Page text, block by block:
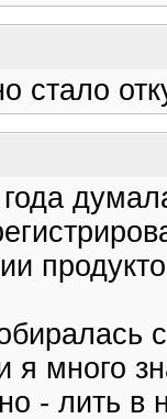
стало
я много
- лить